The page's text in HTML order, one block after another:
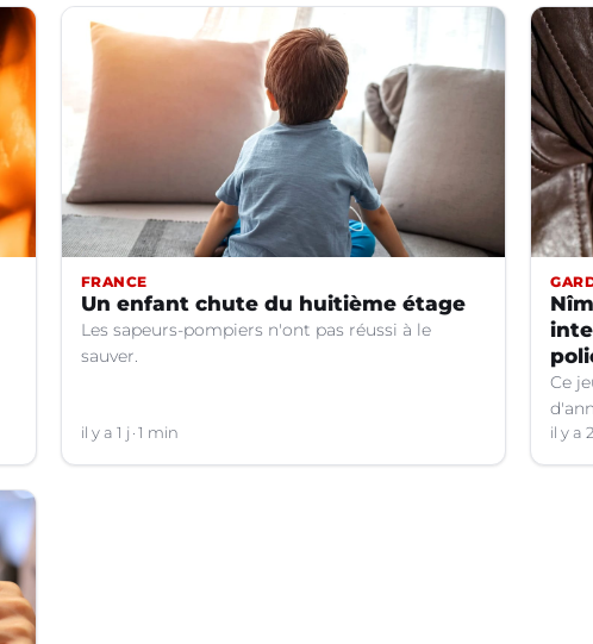
FRANCE
Un enfant chute du huitième étage
Les sapeurs-pompiers n'ont pas réussi à le
sauver.
il y a 1 j 1 min
Ce
il y a